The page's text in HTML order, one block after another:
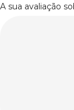
A sua avaliação